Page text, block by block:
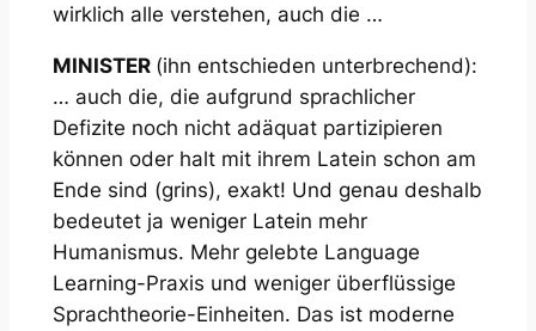
wirklich alle verstehen, auch die …
MINISTER (ihn entschieden unterbrechend):
… auch die, die aufgrund sprachlicher
Defizite noch nicht adäquat partizipieren
können oder halt mit ihrem Latein schon am
Ende sind (grins), exakt! Und genau deshalb
bedeutet ja weniger Latein mehr
Humanismus. Mehr gelebte Language
Learning-Praxis und weniger überflüssige
Sprachtheorie-Einheiten. Das ist moderne